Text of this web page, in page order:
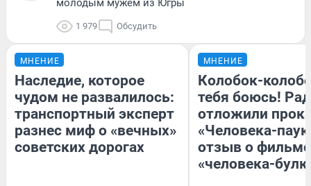
молодым мужем из Югры
1 979 Обсудить
МНЕНИЕ
Наследие, которое
чудом не развалилось:
транспортный эксперт
разнес миф о «вечных»
советских дорогах
МНЕНИЕ
Колобок-
тебя боюсь!
отложили
«Человека-
отзыв о
«человека-